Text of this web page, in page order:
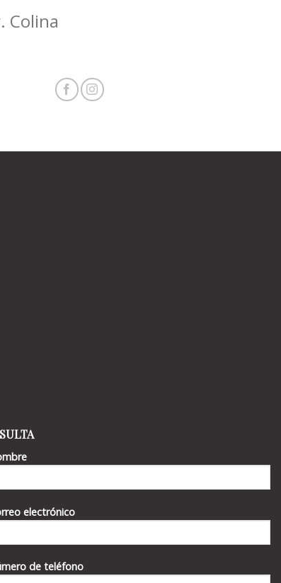
Colina
electrónico
de teléfono